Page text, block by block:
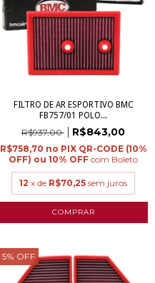
FILTRO DE AR ESPORTIVO BMC
FB757/01 POLO...
R$937,00 R$843,00
R$758,70
com Boleto
12 x de R$70,25 sem juros
5% OFF